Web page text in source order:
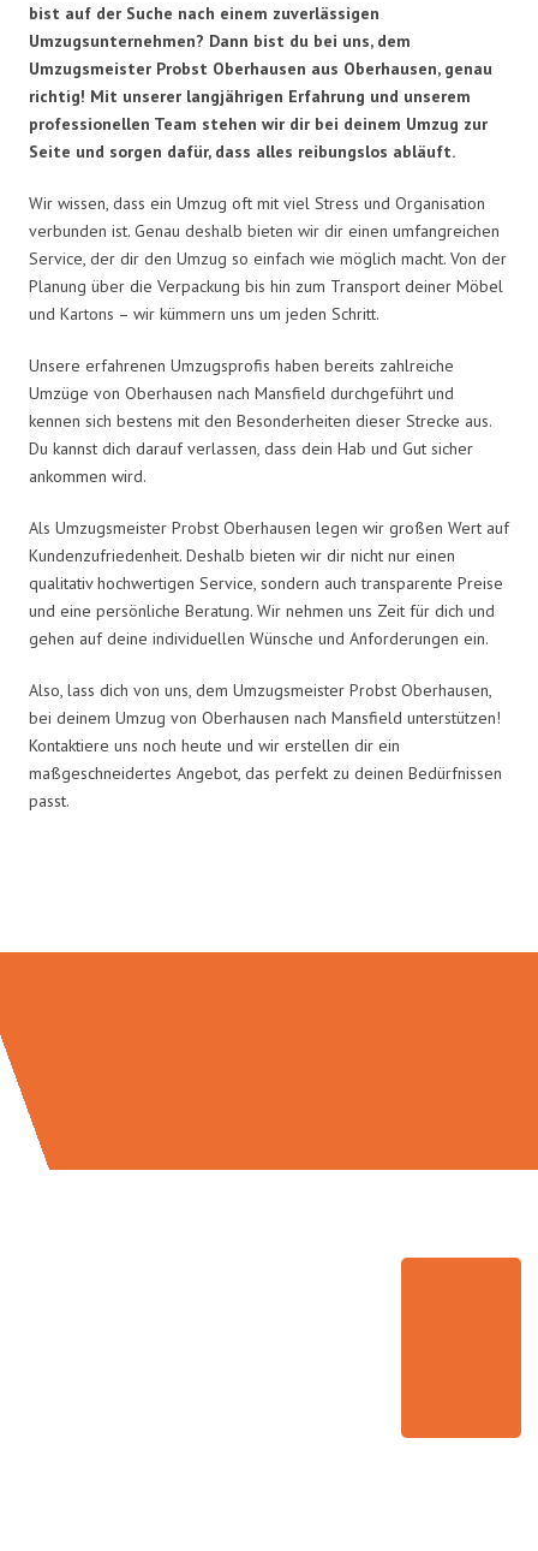
bist auf der Suche nach einem zuverlässigen
Umzugsunternehmen? Dann bist du bei uns, dem
Umzugsmeister Probst Oberhausen aus Oberhausen, genau
richtig! Mit unserer langjährigen Erfahrung und unserem
professionellen Team stehen wir dir bei deinem Umzug zur
Seite und sorgen dafür, dass alles reibungslos abläuft.
Wir wissen, dass ein Umzug oft mit viel Stress und Organisation
verbunden ist. Genau deshalb bieten wir dir einen umfangreichen
Service, der dir den Umzug so einfach wie möglich macht. Von der
Planung über die Verpackung bis hin zum Transport deiner Möbel
und Kartons – wir kümmern uns um jeden Schritt.
Unsere erfahrenen Umzugsprofis haben bereits zahlreiche
Umzüge von Oberhausen nach Mansfield durchgeführt und
kennen sich bestens mit den Besonderheiten dieser Strecke aus.
Du kannst dich darauf verlassen, dass dein Hab und Gut sicher
ankommen wird.
Als Umzugsmeister Probst Oberhausen legen wir großen Wert auf
Kundenzufriedenheit. Deshalb bieten wir dir nicht nur einen
qualitativ hochwertigen Service, sondern auch transparente Preise
und eine persönliche Beratung. Wir nehmen uns Zeit für dich und
gehen auf deine individuellen Wünsche und Anforderungen ein.
Also, lass dich von uns, dem Umzugsmeister Probst Oberhausen,
bei deinem Umzug von Oberhausen nach Mansfield unterstützen!
Kontaktiere uns noch heute und wir erstellen dir ein
maßgeschneidertes Angebot, das perfekt zu deinen Bedürfnissen
passt.